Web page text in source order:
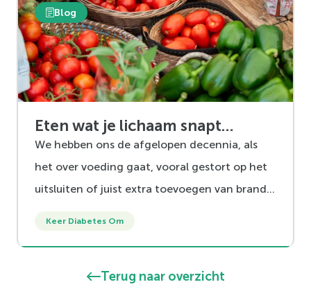
laatste inzichten en quotes uit de Keer
Diabetes2 Om GLI evaluatie.
Blog
Eten wat je lichaam snapt…
We hebben ons de afgelopen decennia, als
het over voeding gaat, vooral gestort op het
uitsluiten of juist extra toevoegen van brand–
Keer Diabetes Om
Terug naar overzicht